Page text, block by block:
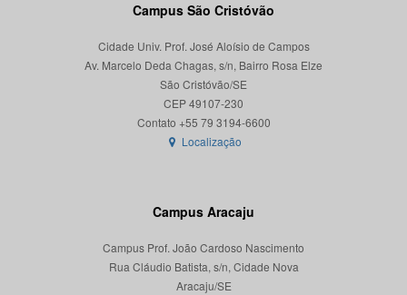
Campus São Cristóvão
Cidade Univ. Prof. José Aloísio de Campos
Av. Marcelo Deda Chagas, s/n, Bairro Rosa Elze
São Cristóvão/SE
CEP 49107-230
Localização
Campus Aracaju
Campus Prof. João Cardoso Nascimento
Rua Cláudio Batista, s/n, Cidade Nova
Aracaju/SE